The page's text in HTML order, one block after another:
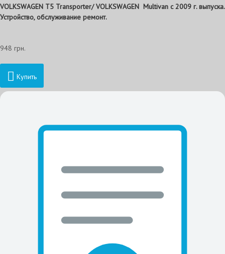
VOLKSWAGEN T5 Transporter/ VOLKSWAGEN Multivan с 2009 г. выпуска.
Устройство, обслуживание ремонт.
948 грн.
Купить